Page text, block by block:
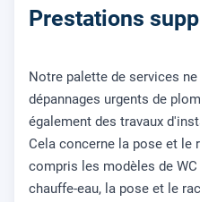
Prestations
Notre palette de services
dépannages urgents de
également des travaux
Cela concerne la pose et le
compris les modèles de
chauffe-eau, la pose et le